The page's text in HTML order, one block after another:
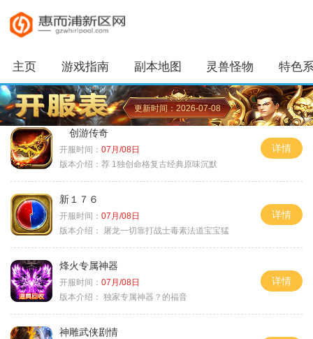
主页 游戏指南 副本地图 灵兽怪物 特色
更新时间：2026-07-08
创游传奇
开服时间： 07月/08日
版本介绍： 荐 1独创命格复古经典原味沉默
详情
新１７６
开服时间： 07月/08日
版本介绍：
屠龙一切靠打战士毒素法道宝宝猛
详情
烽火专属神器
开服时间： 07月/08日
版本介绍： 独家专属神器？的福音
详情
神雕武侠剧情